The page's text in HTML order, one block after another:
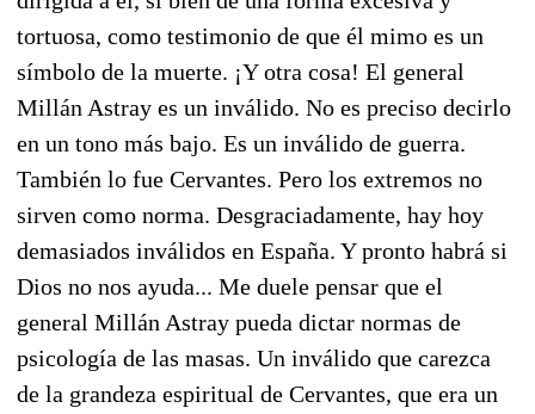
tortuosa, como testimonio de que él mimo es un
símbolo de la muerte. ¡Y otra cosa! El general
Millán Astray es un inválido. No es preciso decirlo
en un tono más bajo. Es un inválido de guerra.
También lo fue Cervantes. Pero los extremos no
sirven como norma. Desgraciadamente, hay hoy
demasiados inválidos en España. Y pronto habrá si
Dios no nos ayuda... Me duele pensar que el
general Millán Astray pueda dictar normas de
psicología de las masas. Un inválido que carezca
de la grandeza espiritual de Cervantes, que era un